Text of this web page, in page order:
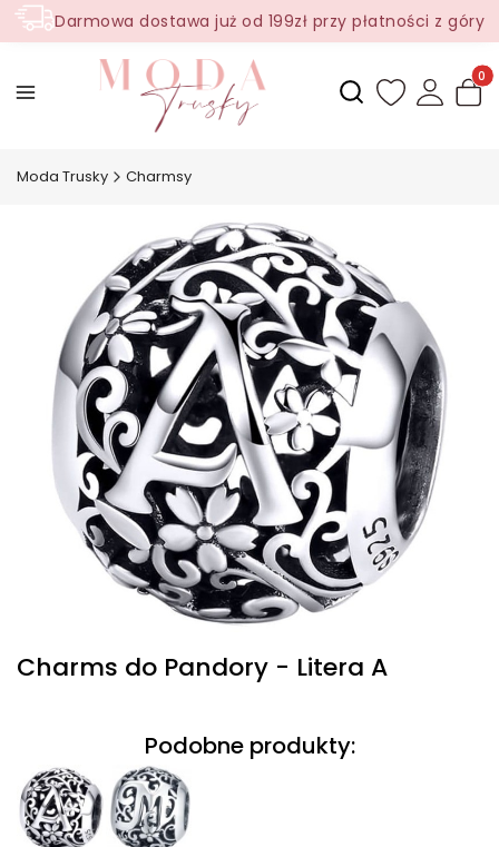
Darmowa dostawa już od 199zł przy płatności z góry
Otwórz
Moda Trusky Charmsy
Charms do Pandory - Litera A
Podobne produkty: